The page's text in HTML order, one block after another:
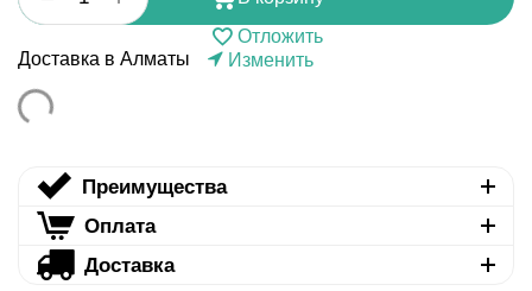
Отложить
Доставка в Алматы
Изменить
Преимущества
Оплата
Доставка